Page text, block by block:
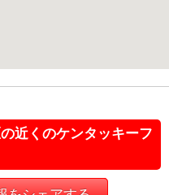
近くのケンタッキーフ